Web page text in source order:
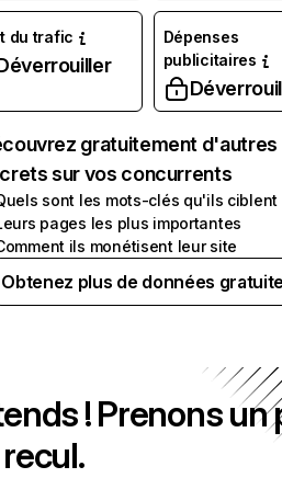
du trafic
Dépenses
publicitaires
gratuitement d'autres
sur vos concurrents
sont les mots-clés qu'ils ciblent
pages les plus importantes
ils monétisent leur site
Obtenez plus de données
! Prenons un